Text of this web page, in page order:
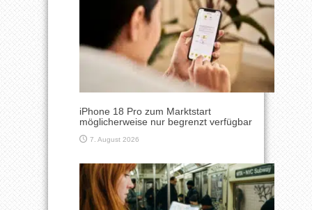
iPhone 18 Pro zum Marktstart
möglicherweise nur begrenzt verfügbar
7. August 2026